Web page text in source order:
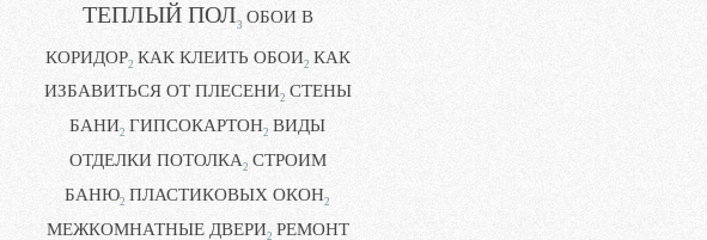
ТЕПЛЫЙ ПОЛ3 ОБОИ В
КОРИДОР2 КАК КЛЕИТЬ ОБОИ2 КАК
ИЗБАВИТЬСЯ ОТ ПЛЕСЕНИ2 СТЕНЫ
БАНИ2 ГИПСОКАРТОН2 ВИДЫ
ОТДЕЛКИ ПОТОЛКА2 СТРОИМ
БАНЮ2 ПЛАСТИКОВЫХ ОКОН2
МЕЖКОМНАТНЫЕ ДВЕРИ2 РЕМОНТ